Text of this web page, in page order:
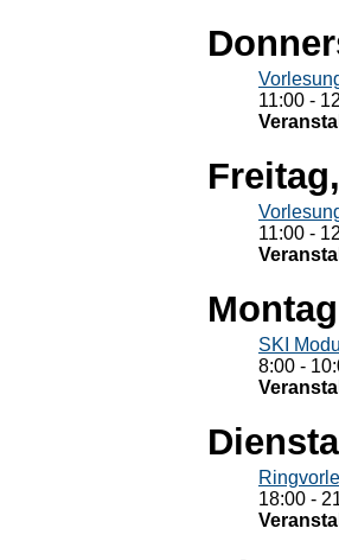
11:00 -
11:00 -
SKI
8:00 -
18:00 -